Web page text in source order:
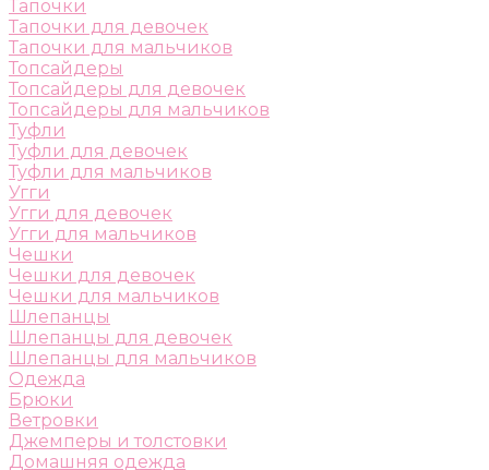
Тапочки
Тапочки для девочек
Тапочки для мальчиков
Топсайдеры
Топсайдеры для девочек
Топсайдеры для мальчиков
Туфли
Туфли для девочек
Туфли для мальчиков
Угги
Угги для девочек
Угги для мальчиков
Чешки
Чешки для девочек
Чешки для мальчиков
Шлепанцы
Шлепанцы для девочек
Шлепанцы для мальчиков
Одежда
Брюки
Ветровки
Джемперы и толстовки
Домашняя одежда